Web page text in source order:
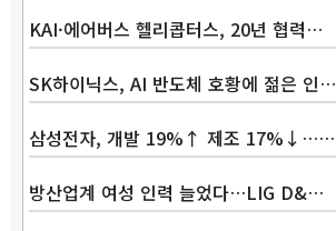
KAI·에어버스 헬리콥터스, 20년 협력…
SK하이닉스, AI 반도체 호황에 젊은 인…
삼성전자, 개발 19%↑ 제조 17%↓……
방산업계 여성 인력 늘었다…LIG D&…